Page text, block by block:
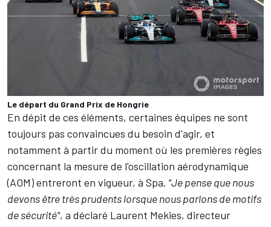
Le départ du Grand Prix de Hongrie
En dépit de ces éléments, certaines équipes ne sont
toujours pas convaincues du besoin d'agir, et
notamment à partir du moment où les premières règles
concernant la mesure de l'oscillation aérodynamique
(AOM) entreront en vigueur, à Spa. "Je pense que nous
devons être très prudents lorsque nous parlons de motifs
de sécurité", a déclaré Laurent Mekies, directeur